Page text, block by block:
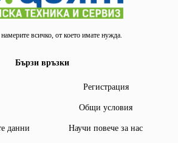
всичко, от което имате нужда.
Бързи връзки
Регистрация
Общи условия
данни Научи повече за нас